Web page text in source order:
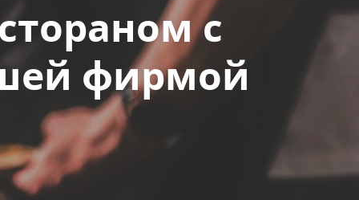
с
фирмой